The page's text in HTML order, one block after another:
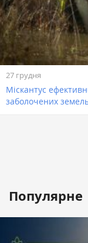
27 грудня
Міскантус
заболочених
Популярне